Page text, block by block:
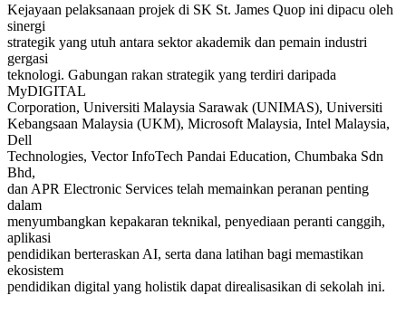
Kejayaan pelaksanaan projek di SK St. James Quop ini dipacu oleh
sinergi
strategik yang utuh antara sektor akademik dan pemain industri
gergasi
teknologi. Gabungan rakan strategik yang terdiri daripada
MyDIGITAL
Corporation, Universiti Malaysia Sarawak (UNIMAS), Universiti
Kebangsaan Malaysia (UKM), Microsoft Malaysia, Intel Malaysia,
Dell
Technologies, Vector InfoTech Pandai Education, Chumbaka Sdn
Bhd,
dan APR Electronic Services telah memainkan peranan penting
dalam
menyumbangkan kepakaran teknikal, penyediaan peranti canggih,
aplikasi
pendidikan berteraskan AI, serta dana latihan bagi memastikan
ekosistem
pendidikan digital yang holistik dapat direalisasikan di sekolah ini.